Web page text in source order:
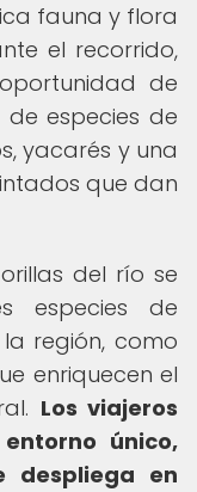
fauna y flora
el recorrido,
de
especies de
yacarés y una
que dan
del río se
especies de
región, como
enriquecen el
Los viajeros
único,
despliega en